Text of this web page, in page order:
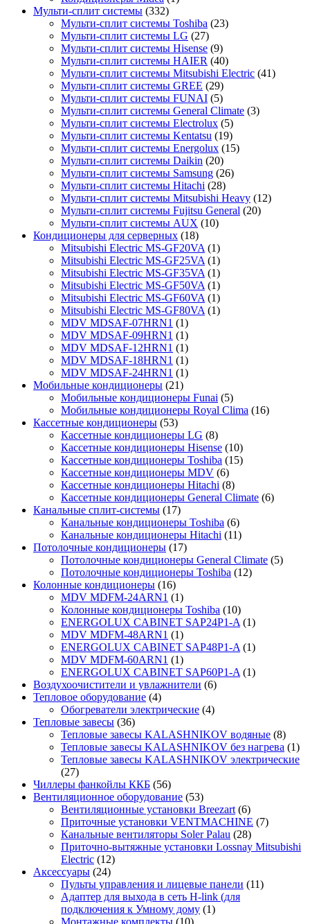
Мульти-сплит системы (332)
Мульти-сплит системы Toshiba (23)
Мульти-сплит системы LG (27)
Мульти-сплит системы Hisense (9)
Мульти-сплит системы HAIER (40)
Мульти-сплит системы Mitsubishi Electric (41)
Мульти-сплит системы GREE (29)
Мульти-сплит системы FUNAI (5)
Мульти-сплит системы General Climate (3)
Мульти-сплит системы Electrolux (5)
Мульти-сплит системы Kentatsu (19)
Мульти-сплит системы Energolux (15)
Мульти-сплит системы Daikin (20)
Мульти-сплит системы Samsung (26)
Мульти-сплит системы Hitachi (28)
Мульти-сплит системы Mitsubishi Heavy (12)
Мульти-сплит системы Fujitsu General (20)
Мульти-сплит системы AUX (10)
Кондиционеры для серверных (18)
Mitsubishi Electric MS-GF20VA (1)
Mitsubishi Electric MS-GF25VA (1)
Mitsubishi Electric MS-GF35VA (1)
Mitsubishi Electric MS-GF50VA (1)
Mitsubishi Electric MS-GF60VA (1)
Mitsubishi Electric MS-GF80VA (1)
MDV MDSAF-07HRN1 (1)
MDV MDSAF-09HRN1 (1)
MDV MDSAF-12HRN1 (1)
MDV MDSAF-18HRN1 (1)
MDV MDSAF-24HRN1 (1)
Мобильные кондиционеры (21)
Мобильные кондиционеры Funai (5)
Мобильные кондиционеры Royal Clima (16)
Кассетные кондиционеры (53)
Кассетные кондиционеры LG (8)
Кассетные кондиционеры Hisense (10)
Кассетные кондиционеры Toshiba (15)
Кассетные кондиционеры MDV (6)
Кассетные кондиционеры Hitachi (8)
Кассетные кондиционеры General Climate (6)
Канальные сплит-системы (17)
Канальные кондиционеры Toshiba (6)
Канальные кондиционеры Hitachi (11)
Потолочные кондиционеры (17)
Потолочные кондиционеры General Climate (5)
Потолочные кондиционеры Toshiba (12)
Колонные кондиционеры (16)
MDV MDFM-24ARN1 (1)
Колонные кондиционеры Toshiba (10)
ENERGOLUX CABINET SAP24P1-A (1)
MDV MDFM-48ARN1 (1)
ENERGOLUX CABINET SAP48P1-A (1)
MDV MDFM-60ARN1 (1)
ENERGOLUX CABINET SAP60P1-A (1)
Воздухоочистители и увлажнители (6)
Тепловое оборудование (4)
Обогреватели электрические (4)
Тепловые завесы (36)
Тепловые завесы KALASHNIKOV водяные (8)
Тепловые завесы KALASHNIKOV без нагрева (1)
Тепловые завесы KALASHNIKOV электрические
(27)
Чиллеры фанкойлы ККБ (56)
Вентиляционное оборудование (53)
Вентиляционные установки Breezart (6)
Приточные установки VENTMACHINE (7)
Канальные вентиляторы Soler Palau (28)
Приточно-вытяжные установки Lossnay Mitsubishi
Electric (12)
Аксессуары (24)
Пульты управления и лицевые панели (11)
Адаптер для выхода в сеть H-link (для
подключения к Умному дому (1)
Монтажные комплекты (10)